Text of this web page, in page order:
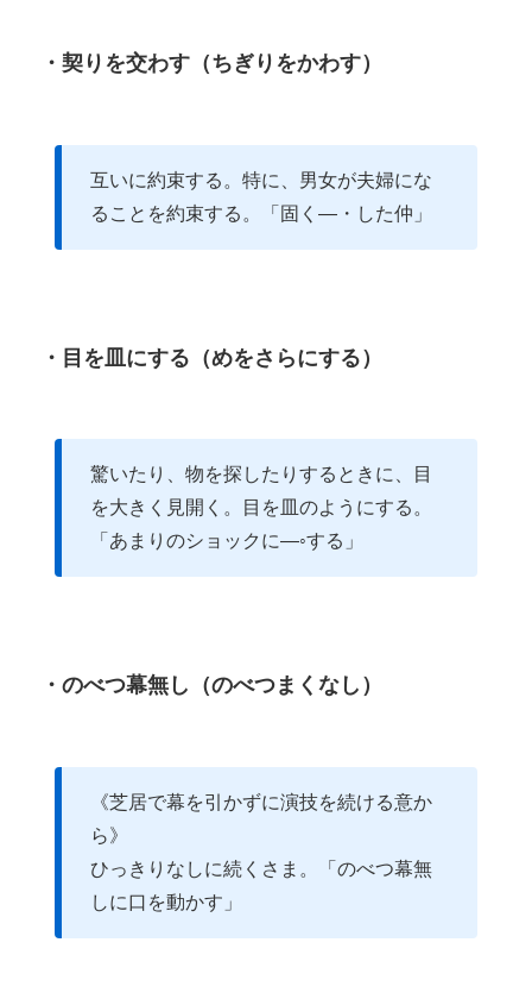
・契りを交わす（ちぎりをかわす）
互いに約束する。特に、男女が夫婦にな
ることを約束する。「固く―・した仲」
・目を皿にする（めをさらにする）
驚いたり、物を探したりするときに、目
を大きく見開く。目を皿のようにする。
「あまりのショックに―◦する」
・のべつ幕無し（のべつまくなし）
《芝居で幕を引かずに演技を続ける意か
ら》
ひっきりなしに続くさま。「のべつ幕無
しに口を動かす」